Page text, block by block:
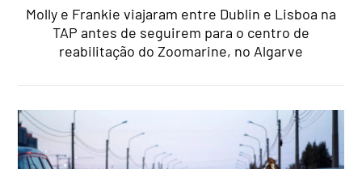
Molly e Frankie viajaram entre Dublin e Lisboa na
TAP antes de seguirem para o centro de
reabilitação do Zoomarine, no Algarve